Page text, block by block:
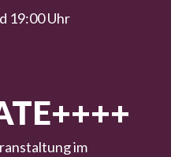
19:00 Uhr
im